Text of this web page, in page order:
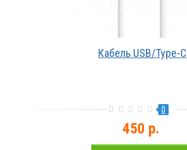
Кабель USB/Type-С
0
450 р.